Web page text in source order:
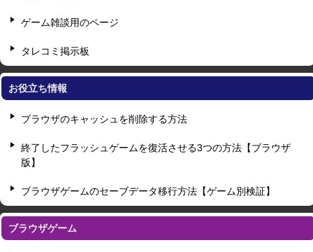
ゲーム雑談用のページ
タレコミ掲示板
お役立ち情報
ブラウザのキャッシュを削除する方法
終了したフラッシュゲームを復活させる3つの方法【ブラウザ
版】
ブラウザゲームのセーブデータ移行方法【ゲーム別検証】
ブラウザゲーム